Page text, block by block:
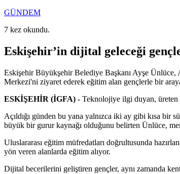
GÜNDEM
7 kez okundu.
Eskişehir’in dijital geleceği
Eskişehir Büyükşehir Belediye Başkanı Ayşe
Merkezi'ni ziyaret ederek eğitim alan gençlerle bir
ESKİŞEHİR (İGFA) - Teknolojiye ilgi duyan, üreten
Açıldığı günden bu yana yalnızca iki ay gibi kısa bir
büyük bir gurur kaynağı olduğunu belirten Ünlüce,
Uluslararası eğitim müfredatları doğrultusunda
yön veren alanlarda eğitim alıyor.
Dijital becerilerini geliştiren gençler, aynı zamanda